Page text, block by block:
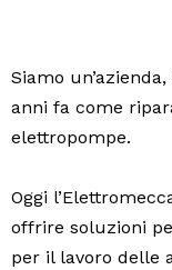
Siamo
anni fa come
elettropompe.
Oggi
offrire soluzioni
per il lavoro delle